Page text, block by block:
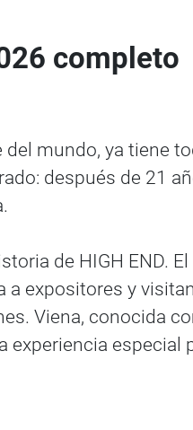
completo
mundo, ya tiene
después de 21
de HIGH END.
expositores y
Viena, conocida
especial